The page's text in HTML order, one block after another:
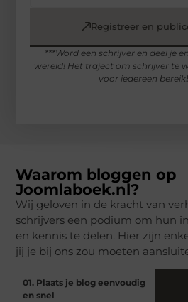
Registreer en
***Word een schrijver en deel je
wereld! Het traject om schrijver te
voor iedereen
Waarom bloggen op
Joomlaboek.nl?
Wij geloven in de kracht van
schrijvers een podium om hun
en kennis te delen. Hier zijn
jij je bij ons zou moeten
01. Plaats je blog eenvoudig
en snel